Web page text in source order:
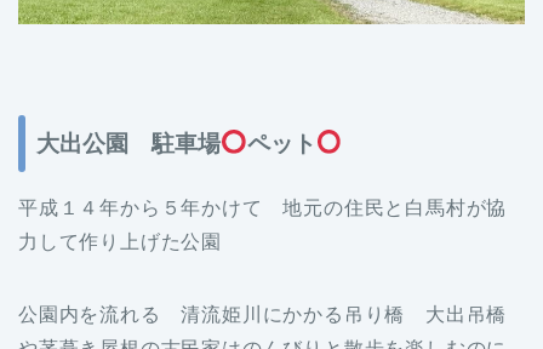
大出公園 駐車場 ペット
平成１４年から５年かけて 地元の住民と白馬村が協
力して作り上げた公園
公園内を流れる 清流姫川にかかる吊り橋 大出吊橋